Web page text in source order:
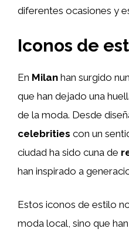
diferentes ocasiones y
Iconos de
En Milan han surgido
que han dejado una
de la moda. Desde
celebrities con un
ciudad ha sido cuna de
han inspirado a
Estos iconos de estilo
moda local, sino que